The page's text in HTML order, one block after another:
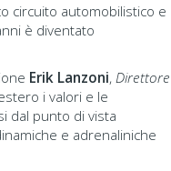
circuito automobilistico e
è diventato
Erik Lanzoni, Direttore
i valori e le
dal punto di vista
e adrenaliniche